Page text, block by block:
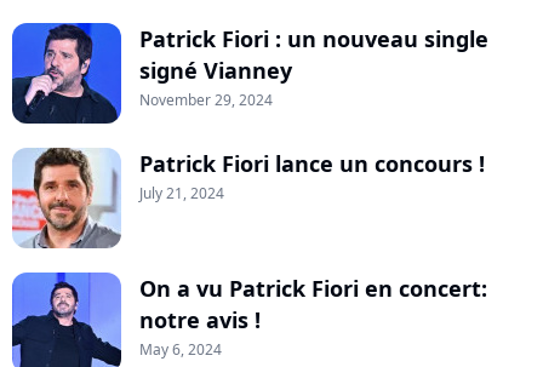
Patrick Fiori : un nouveau single
signé Vianney
November 29, 2024
Patrick Fiori lance un concours !
July 21, 2024
On a vu Patrick Fiori en concert:
notre avis !
May 6, 2024